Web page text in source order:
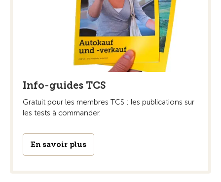
Info-guides TCS
Gratuit pour les membres TCS : les publications sur
les tests à commander.
En savoir plus